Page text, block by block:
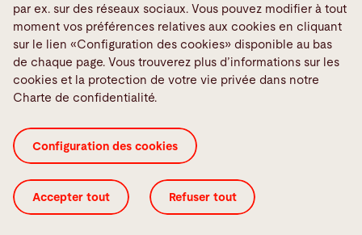
Vérifier les machines disponibles
Lorsque vous cliquez sur l’application, une requête
avec votre adresse IP sera envoyée à un
Configuration des cookies
par ex. sur des réseaux sociaux. Vous pouvez modifier à tout
moment vos préférences relatives aux cookies en cliquant
sur le lien «Configuration des cookies» disponible au bas
de chaque page. Vous trouverez plus d’informations sur les
cookies et la protection de votre vie privée dans notre
Charte de confidentialité.
Configuration des cookies
Accepter tout Refuser tout